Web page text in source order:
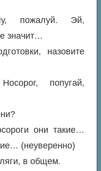
пожалуй. Эй,
значит…
назовите
попугай,
они такие…
(неуверенно)
в общем.